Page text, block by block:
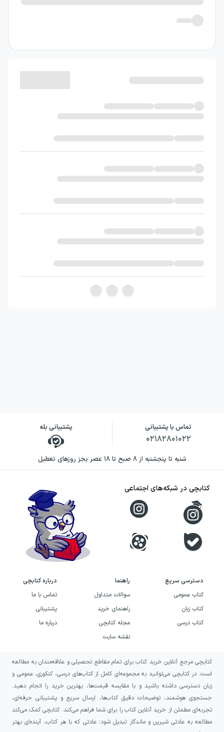
تماس با پشتیبانی
۰۲۱۸۲۸۰۱۰۲۲
پشتیبانی بله
شنبه تا پنجشنبه از ۸ صبح تا ۱۸ عصر بجز روزهای تعطیل
دسترسی سریع
کتاب عمومی
کتاب زبان
کتاب درسی
راهنما
سوالات متداول
راهنمای خرید
مجله کتابچی
نقشه سایت
درباره کتابچی
تماس با ما
پشتیبانی
درباره ما
کتابچی در شبکه‌های اجتماعی
کتابچی مرجع آنلاین خرید کتاب برای تمام مقاطع تحصیلی و علاقه‌مندان به مطالعه
است. در کتابچی می‌توانید به مجموعه‌ای کامل از کتاب‌های درسی، کنکوری، عمومی و
زبان دسترسی داشته باشید و با مقایسه قیمت‌ها، بهترین خرید را انجام دهید.
جستجوی هوشمند، توضیحات دقیق کتاب‌ها، ارسال سریع و پشتیبانی حرفه‌ای،
تجربه‌ای مطمئن از خرید آنلاین کتاب را برای شما فراهم می‌کند. کتابچی کمک می‌کند
مطالعه به عادتی شیرین و ماندگار تبدیل شود؛ عادتی که با هر کتاب، آینده‌ای بهتر